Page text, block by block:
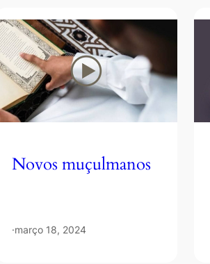
Novos muçulmanos
·março 18, 2024